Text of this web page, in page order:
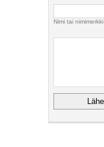
Nimi tai nimimerkki